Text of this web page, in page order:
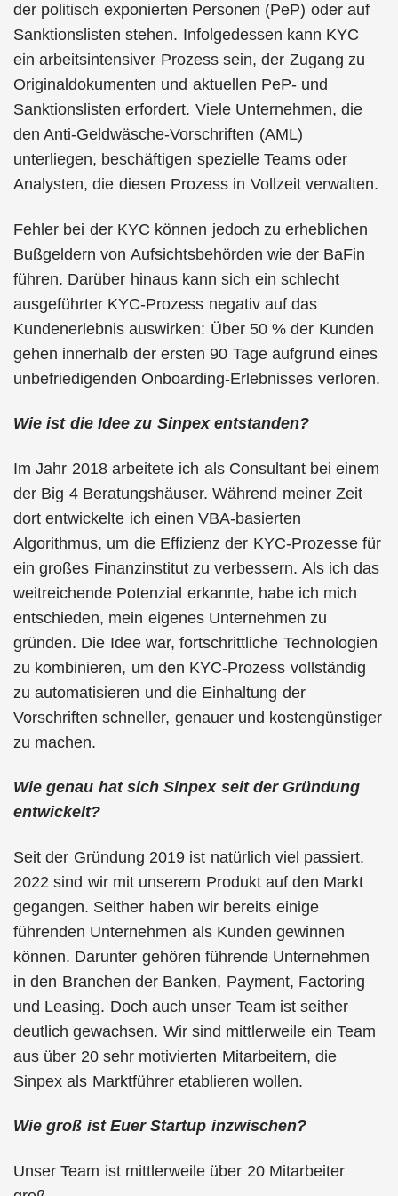
der politisch exponierten Personen (PeP) oder auf
Sanktionslisten stehen. Infolgedessen kann KYC
ein arbeitsintensiver Prozess sein, der Zugang zu
Originaldokumenten und aktuellen PeP- und
Sanktionslisten erfordert. Viele Unternehmen, die
den Anti-Geldwäsche-Vorschriften (AML)
unterliegen, beschäftigen spezielle Teams oder
Analysten, die diesen Prozess in Vollzeit verwalten.
Fehler bei der KYC können jedoch zu erheblichen
Bußgeldern von Aufsichtsbehörden wie der BaFin
führen. Darüber hinaus kann sich ein schlecht
ausgeführter KYC-Prozess negativ auf das
Kundenerlebnis auswirken: Über 50 % der Kunden
gehen innerhalb der ersten 90 Tage aufgrund eines
unbefriedigenden Onboarding-Erlebnisses verloren.
Wie ist die Idee zu Sinpex entstanden?
Im Jahr 2018 arbeitete ich als Consultant bei einem
der Big 4 Beratungshäuser. Während meiner Zeit
dort entwickelte ich einen VBA-basierten
Algorithmus, um die Effizienz der KYC-Prozesse für
ein großes Finanzinstitut zu verbessern. Als ich das
weitreichende Potenzial erkannte, habe ich mich
entschieden, mein eigenes Unternehmen zu
gründen. Die Idee war, fortschrittliche Technologien
zu kombinieren, um den KYC-Prozess vollständig
zu automatisieren und die Einhaltung der
Vorschriften schneller, genauer und kostengünstiger
zu machen.
Wie genau hat sich Sinpex seit der Gründung
entwickelt?
Seit der Gründung 2019 ist natürlich viel passiert.
2022 sind wir mit unserem Produkt auf den Markt
gegangen. Seither haben wir bereits einige
führenden Unternehmen als Kunden gewinnen
können. Darunter gehören führende Unternehmen
in den Branchen der Banken, Payment, Factoring
und Leasing. Doch auch unser Team ist seither
deutlich gewachsen. Wir sind mittlerweile ein Team
aus über 20 sehr motivierten Mitarbeitern, die
Sinpex als Marktführer etablieren wollen.
Wie groß ist Euer Startup inzwischen?
Unser Team ist mittlerweile über 20 Mitarbeiter